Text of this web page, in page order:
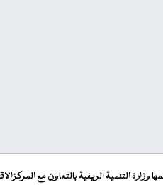
التنمية الريفية بالتعاون مع